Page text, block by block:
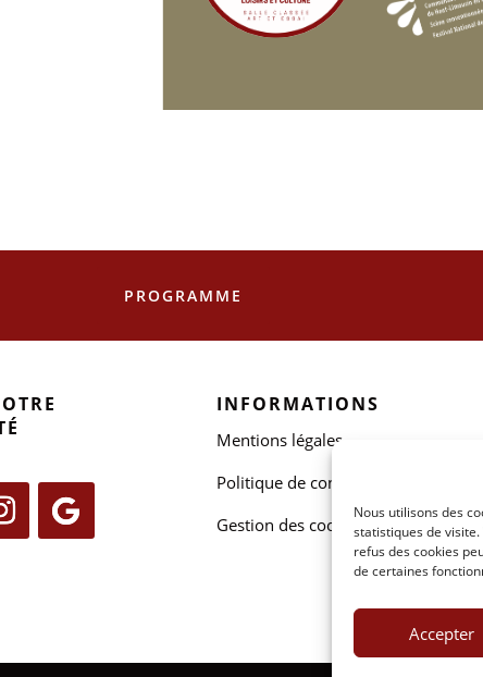
Nous utilisons des
statistiques de
refus des cookies
de certaines
Accepter
PROGRAMME
INFORMATIONS
Mentions légales
Politique de confidentialité
Gestion des cookies